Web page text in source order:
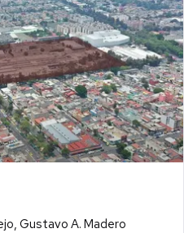
Gustavo A. Madero